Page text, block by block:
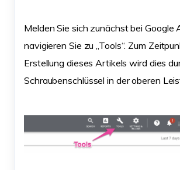
Melden Sie sich zunächst bei Google
navigieren Sie zu „Tools“. Zum
Erstellung dieses Artikels wird dies
Schraubenschlüssel in der oberen